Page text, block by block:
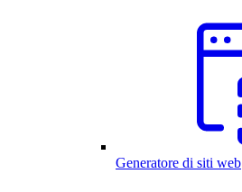
Generatore di siti web